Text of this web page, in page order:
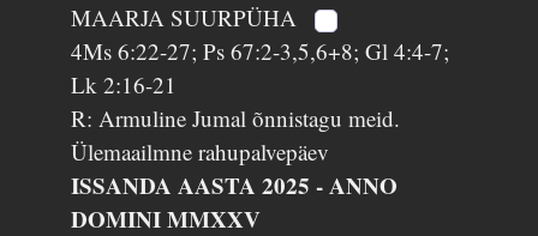
MAARJA SUURPÜHA
4Ms 6:22-27; Ps 67:2-3,5,6+8; Gl 4:4-7;
Lk 2:16-21
R: Armuline Jumal õnnistagu meid.
Ülemaailmne rahupalvepäev
ISSANDA AASTA 2025 - ANNO
DOMINI MMXXV